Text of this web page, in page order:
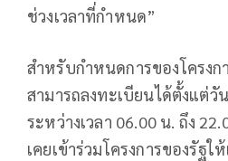
ช่วงเวลาที่กำหนด”
สำหรับกำหนดการของโครง
สามารถลงทะเบียนได้ตั้งแต่
ระหว่างเวลา 06.00 น. ถึง
เคยเข้าร่วมโครงการของรัฐ